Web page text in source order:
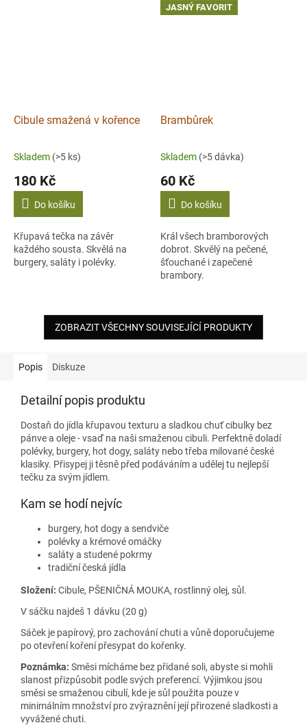
Cibule smažená v kořence
Skladem (>5 ks)
180 Kč
Do košíku
Křupavá tečka na závěr
každého sousta. Skvělá na
burgery, saláty i polévky.
JASNÝ FAVORIT
Brambůrek
Skladem (>5 dávka)
60 Kč
Do košíku
Král všech bramborových
dobrot. Skvělý na pečené,
šťouchané i zapečené
brambory.
ZOBRAZIT VŠECHNY SOUVISEJÍCÍ PRODUKTY
Popis Diskuze
Detailní popis produktu
Dostaň do jídla křupavou texturu a sladkou chuť cibulky bez
pánve a oleje - vsaď na naši smaženou cibuli. Perfektně doladí
polévky, burgery, hot dogy, saláty nebo třeba milované české
klasiky. Přisypej ji těsně před podáváním a udělej tu nejlepší
tečku za svým jídlem.
Kam se hodí nejvíc
burgery, hot dogy a sendviče
polévky a krémové omáčky
saláty a studené pokrmy
tradiční česká jídla
Složení: Cibule, PŠENIČNÁ MOUKA, rostlinný olej, sůl.
V sáčku najdeš 1 dávku (20 g)
Sáček je papírový, pro zachování chuti a vůně doporučujeme
po otevření koření přesypat do kořenky.
Poznámka: Směsi mícháme bez přidané soli, abyste si mohli
slanost přizpůsobit podle svých preferencí. Výjimkou jsou
směsi se smaženou cibulí, kde je sůl použita pouze v
minimálním množství pro zvýraznění její přirozené sladkosti a
vyvážené chuti.